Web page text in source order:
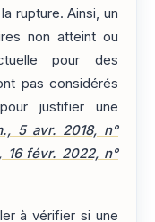
rupture. Ainsi, un
non atteint ou
pour des
pas considérés
justifier une
5 avr. 2018, n°
16 févr. 2022, n°
à vérifier si une